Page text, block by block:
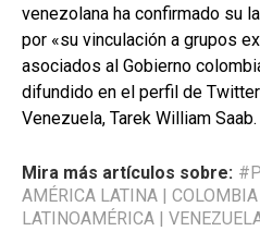
venezolana ha confirmado su
por «su vinculación a grupos
asociados al Gobierno
difundido en el perfil de
Venezuela, Tarek William
Mira más artículos sobre:
AMÉRICA LATINA
COLOMBIA
LATINOAMÉRICA